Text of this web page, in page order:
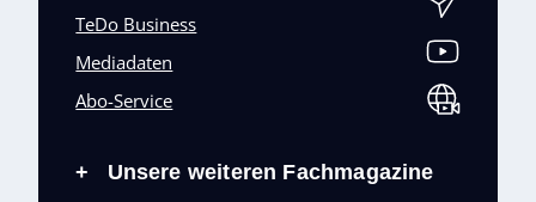
TeDo Business
Mediadaten
Abo-Service
+ Unsere weiteren Fachmagazine